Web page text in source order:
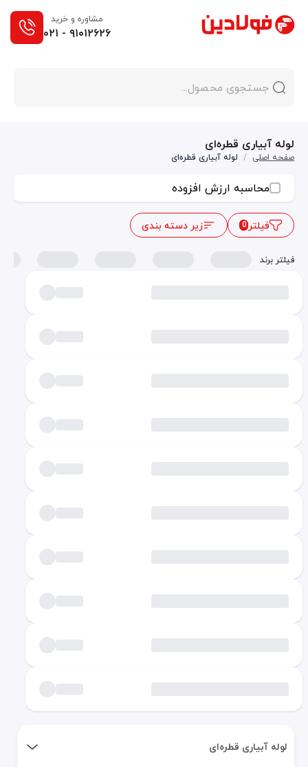
مشاوره و خرید
۰۲۱ - ۹۱۰۱۲۶۲۶
لوله آبیاری قطره‌ای
صفحه اصلی / لوله آبیاری قطره‌ای
محاسبه ارزش افزوده
فیلتر0 زیر دسته بندی
فیلتر برند
لوله آبیاری قطره‌ای